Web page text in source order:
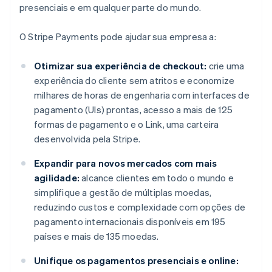
presenciais e em qualquer parte do mundo.
O Stripe Payments pode ajudar sua empresa a:
Otimizar sua experiência de checkout: crie uma
experiência do cliente sem atritos e economize
milhares de horas de engenharia com interfaces de
pagamento (UIs) prontas, acesso a mais de 125
formas de pagamento e o Link, uma carteira
desenvolvida pela Stripe.
Expandir para novos mercados com mais
agilidade: alcance clientes em todo o mundo e
simplifique a gestão de múltiplas moedas,
reduzindo custos e complexidade com opções de
pagamento internacionais disponíveis em 195
países e mais de 135 moedas.
Unifique os pagamentos presenciais e online: